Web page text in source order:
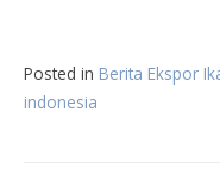
Posted in Berita Ekspor
indonesia